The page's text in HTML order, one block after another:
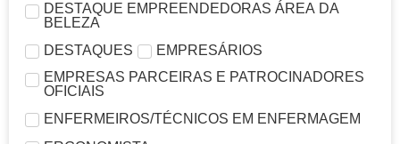
DESTAQUE EMPREENDEDORAS ÁREA DA
BELEZA
DESTAQUES
EMPRESÁRIOS
EMPRESAS PARCEIRAS E PATROCINADORES
OFICIAIS
ENFERMEIROS/TÉCNICOS EM ENFERMAGEM